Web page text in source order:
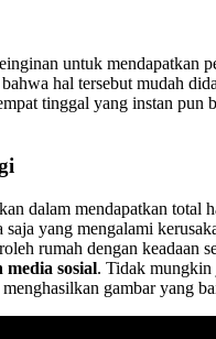
untuk
hal tersebut mudah
tinggal yang instan pun
dalam mendapatkan
yang mengalami
rumah dengan
media sosial. Tidak mungkin
gambar yang